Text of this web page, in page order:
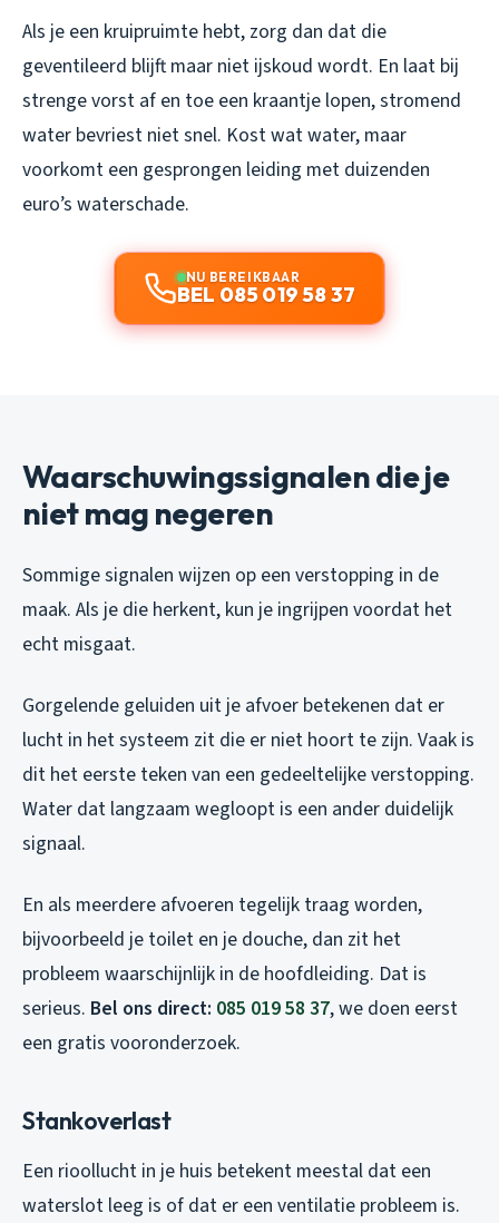
Als je een kruipruimte hebt, zorg dan dat die
geventileerd blijft maar niet ijskoud wordt. En laat bij
strenge vorst af en toe een kraantje lopen, stromend
water bevriest niet snel. Kost wat water, maar
voorkomt een gesprongen leiding met duizenden
euro’s waterschade.
NU BEREIKBAAR
BEL 085 019 58 37
Waarschuwingssignalen die je
niet mag negeren
Sommige signalen wijzen op een verstopping in de
maak. Als je die herkent, kun je ingrijpen voordat het
echt misgaat.
Gorgelende geluiden uit je afvoer betekenen dat er
lucht in het systeem zit die er niet hoort te zijn. Vaak is
dit het eerste teken van een gedeeltelijke verstopping.
Water dat langzaam wegloopt is een ander duidelijk
signaal.
En als meerdere afvoeren tegelijk traag worden,
bijvoorbeeld je toilet en je douche, dan zit het
probleem waarschijnlijk in de hoofdleiding. Dat is
serieus. Bel ons direct: 085 019 58 37, we doen eerst
een gratis vooronderzoek.
Stankoverlast
Een rioollucht in je huis betekent meestal dat een
waterslot leeg is of dat er een ventilatie probleem is.